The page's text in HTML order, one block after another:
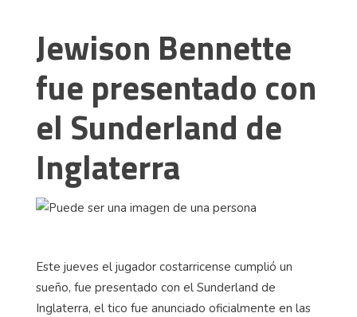
Jewison Bennette
fue presentado con
el Sunderland de
Inglaterra
Este jueves el jugador costarricense cumplió un
sueño, fue presentado con el Sunderland de
Inglaterra, el tico fue anunciado oficialmente en las